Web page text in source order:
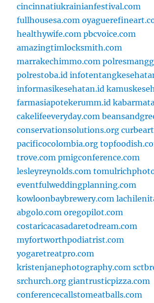
cincinnatiukrainianfestival.com
fullhousesa.com
healthywife.com pbcvoice.com
amazingtimlocksmith.com
marrakechimmo.com
polrestoba.id
informasikesehatan.id
farmasiapotekerumm.id
cakelifeeveryday.com
conservationsolutions.org
pacificocolombia.org
trove.com pmigconference.com
lesleyreynolds.com
eventfulweddingplanning.com
kowloonbaybrewery.com
abgolo.com oregopilot.com
costaricacasadaretodream.com
myfortworthpodiatrist.com
yogaretreatpro.com
kristenjanephotography.com
srchurch.org giantrusticpizza.com
conferencecallstomeatballs.com